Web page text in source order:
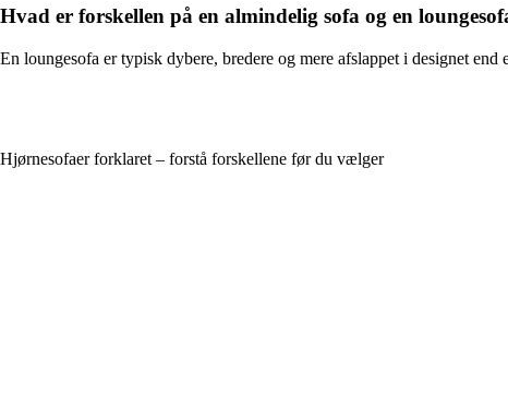
Hvad er forskellen på en almindelig sofa og en
En loungesofa er typisk dybere, bredere og mere afslappet i designet
Hjørnesofaer forklaret – forstå forskellene før du vælger